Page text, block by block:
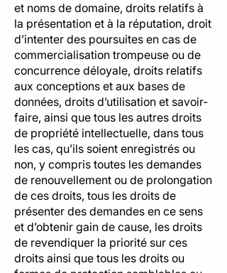
et noms de domaine, droits relatifs à
la présentation et à la réputation, droit
d’intenter des poursuites en cas de
commercialisation trompeuse ou de
concurrence déloyale, droits relatifs
aux conceptions et aux bases de
données, droits d’utilisation et savoir-
faire, ainsi que tous les autres droits
de propriété intellectuelle, dans tous
les cas, qu’ils soient enregistrés ou
non, y compris toutes les demandes
de renouvellement ou de prolongation
de ces droits, tous les droits de
présenter des demandes en ce sens
et d’obtenir gain de cause, les droits
de revendiquer la priorité sur ces
droits ainsi que tous les droits ou